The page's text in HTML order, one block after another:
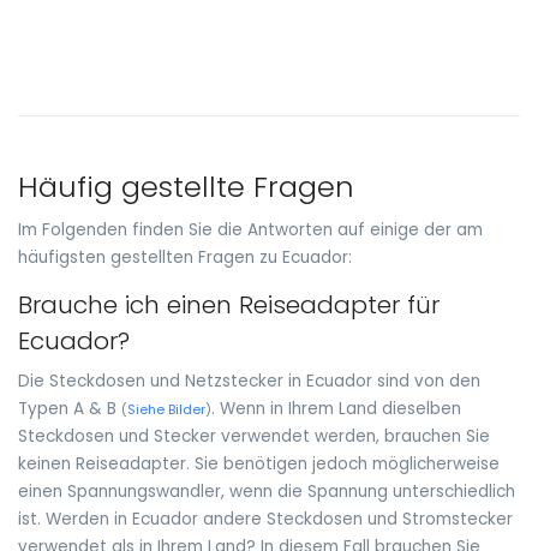
Häufig gestellte Fragen
Im Folgenden finden Sie die Antworten auf einige der am
häufigsten gestellten Fragen zu Ecuador:
Brauche ich einen Reiseadapter für
Ecuador?
Die Steckdosen und Netzstecker in Ecuador sind von den
Typen A & B (Siehe Bilder). Wenn in Ihrem Land dieselben
Steckdosen und Stecker verwendet werden, brauchen Sie
keinen Reiseadapter. Sie benötigen jedoch möglicherweise
einen Spannungswandler, wenn die Spannung unterschiedlich
ist. Werden in Ecuador andere Steckdosen und Stromstecker